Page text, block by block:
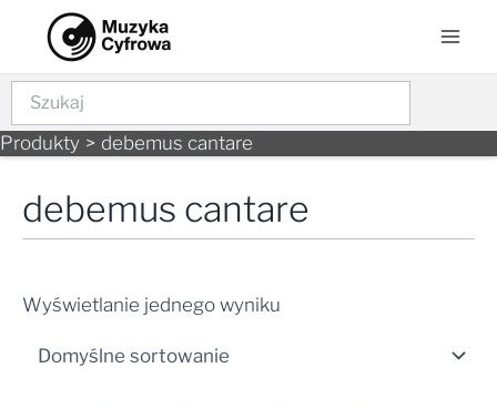
content
Szukaj
Produkty debemus cantare
debemus cantare
Wyświetlanie jednego wyniku